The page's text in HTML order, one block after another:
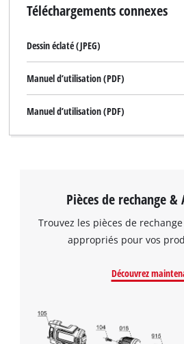
Téléchargements connexes
Dessin éclaté (JPEG)
Manuel d’utilisation (PDF)
Manuel d’utilisation (PDF)
Pièces de rechange &
Trouvez les pièces de
appropriés pour vos
Découvrez